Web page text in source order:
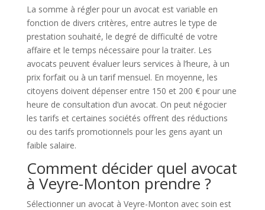
La somme à régler pour un avocat est variable en
fonction de divers critères, entre autres le type de
prestation souhaité, le degré de difficulté de votre
affaire et le temps nécessaire pour la traiter. Les
avocats peuvent évaluer leurs services à l’heure, à un
prix forfait ou à un tarif mensuel. En moyenne, les
citoyens doivent dépenser entre 150 et 200 € pour une
heure de consultation d’un avocat. On peut négocier
les tarifs et certaines sociétés offrent des réductions
ou des tarifs promotionnels pour les gens ayant un
faible salaire.
Comment décider quel avocat
à Veyre-Monton prendre ?
Sélectionner un avocat à Veyre-Monton avec soin est